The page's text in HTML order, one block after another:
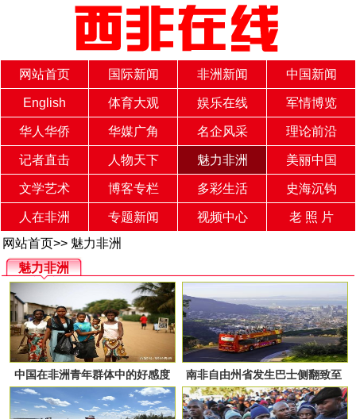
网站首页 国际新闻 非洲新闻 中国新闻
English 体育大观 娱乐在线 军情博览
华人华侨 华媒广角 名企风采 理论前沿
记者直击 人物天下 魅力非洲 美丽中国
文学艺术 博客专栏 多彩生活 史海沉钩
人在非洲 专题新闻 视频中心
老 照 片
网站首页>> 魅力非洲
魅力非洲
中国在非洲青年群体中的好感度
稳步上升
南非自由州省发生巴士侧翻致至
少11人死亡